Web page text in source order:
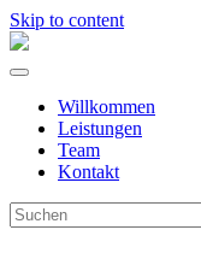
Skip to content
Willkommen
Leistungen
Team
Kontakt